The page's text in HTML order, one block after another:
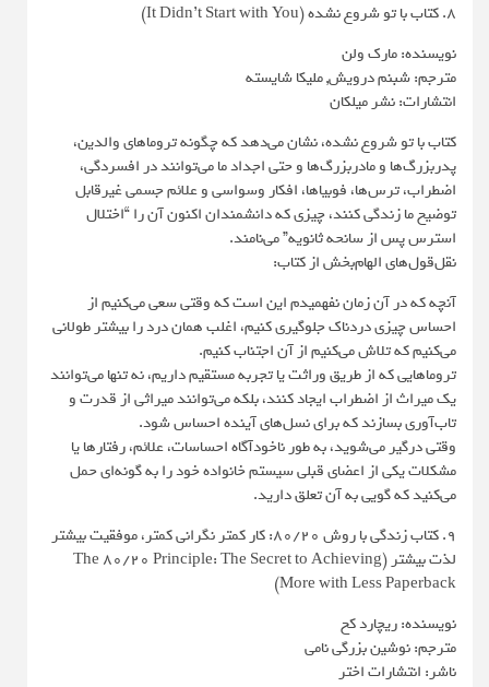
8. کتاب با تو شروع نشده (It Didn’t Start with You)
نویسنده: مارک ولن
مترجم: شبنم درویش, ملیکا شایسته
انتشارات: نشر میلکان
کتاب با تو شروع نشده، نشان می‌دهد که چگونه تروماهای والدین،
پدربزرگ‌ها و مادربزرگ‌ها و حتی اجداد ما می‌توانند در افسردگی،
اضطراب، ترس‌ها، فوبیاها، افکار وسواسی و علائم جسمی غیرقابل
توضیح ما زندگی کنند، چیزی که دانشمندان اکنون آن را “اختلال
استرس پس از سانحه ثانویه” می‌نامند.
نقل‌قول‌های الهام‌بخش از کتاب:
آنچه که در آن زمان نفهمیدم این است که وقتی سعی می‌کنیم از
احساس چیزی دردناک جلوگیری کنیم، اغلب همان درد را بیشتر طولانی
می‌کنیم که تلاش می‌کنیم از آن اجتناب کنیم.
تروماهایی که از طریق وراثت یا تجربه مستقیم داریم، نه تنها می‌توانند
یک میراث از اضطراب ایجاد کنند، بلکه می‌توانند میراثی از قدرت و
تاب‌آوری بسازند که برای نسل‌های آینده احساس شود.
وقتی درگیر می‌شوید، به طور ناخودآگاه احساسات، علائم، رفتارها یا
مشکلات یکی از اعضای قبلی سیستم خانواده خود را به گونه‌ای حمل
می‌کنید که گویی به آن تعلق دارید.
9. کتاب زندگی با روش 80/20: کار کمتر نگرانی کمتر، موفقیت بیشتر
لذت بیشتر (The 80/20 Principle: The Secret to Achieving
More with Less Paperback)
نویسنده: ریچارد کخ
مترجم: نوشین بزرگی نامی
ناشر: انتشارات اختر